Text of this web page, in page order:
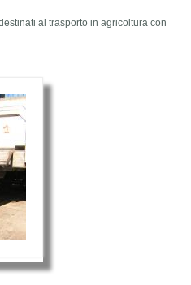
al trasporto in agricoltura con